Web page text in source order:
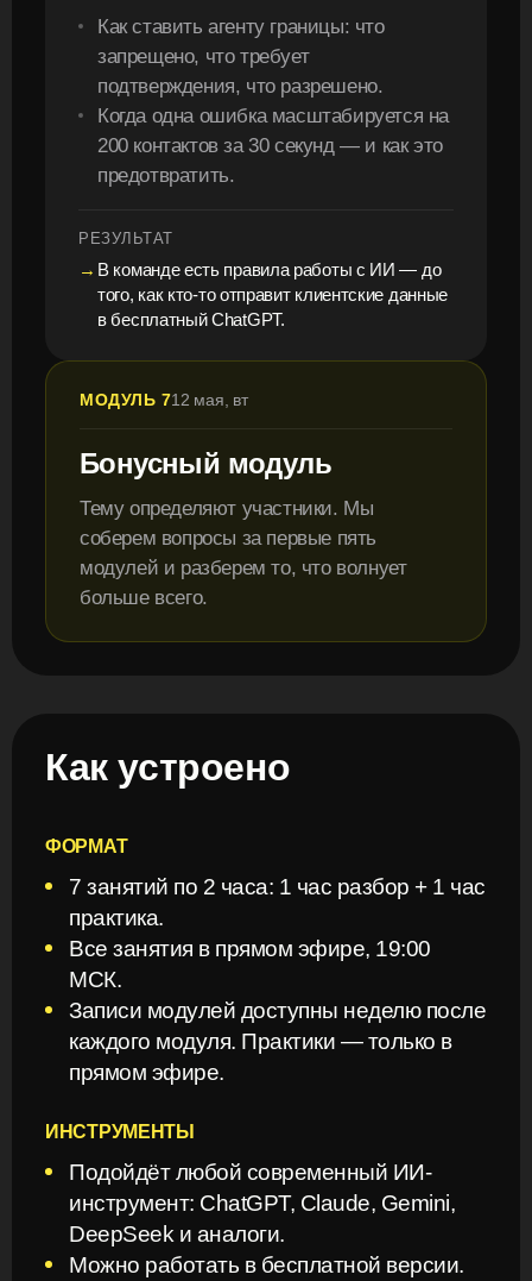
Как ставить агенту границы: что
запрещено, что требует
подтверждения, что разрешено.
Когда одна ошибка масштабируется на
200 контактов за 30 секунд — и как это
предотвратить.
РЕЗУЛЬТАТ
В команде есть правила работы с ИИ — до
того, как кто-то отправит клиентские данные
в бесплатный ChatGPT.
МОДУЛЬ 712 мая, вт
Бонусный модуль
Тему определяют участники. Мы
соберем вопросы за первые пять
модулей и разберем то, что волнует
больше всего.
Как устроено
ФОРМАТ
7 занятий по 2 часа: 1 час разбор + 1 час
практика.
Все занятия в прямом эфире, 19:00
МСК.
Записи модулей доступны неделю после
каждого модуля. Практики — только в
прямом эфире.
ИНСТРУМЕНТЫ
Подойдёт любой современный ИИ-
инструмент: ChatGPT, Claude, Gemini,
DeepSeek и аналоги.
Можно работать в бесплатной версии.